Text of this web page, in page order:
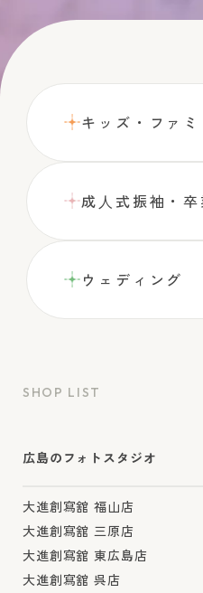
キッズ・ファミ
成⼈式振袖・卒
ウェディング
SHOP LIST
広島のフォトスタジオ
大進創寫舘 福山店
大進創寫舘 三原店
大進創寫舘 東広島店
大進創寫舘 呉店